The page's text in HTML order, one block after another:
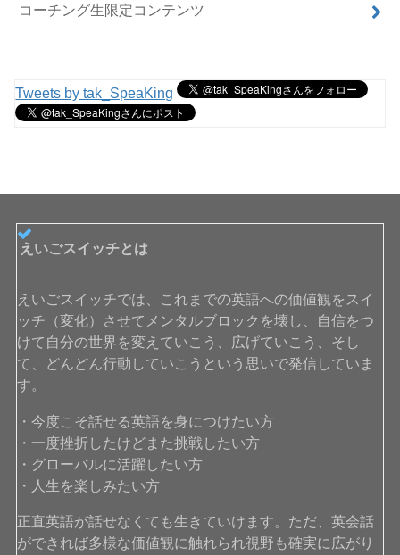
コーチング生限定コンテンツ
Tweets by tak_SpeaKing
えいごスイッチとは
えいごスイッチでは、これまでの英語への価値観をスイ
ッチ（変化）させてメンタルブロックを壊し、自信をつ
けて自分の世界を変えていこう、広げていこう、そし
て、どんどん行動していこうという思いで発信していま
す。
・今度こそ話せる英語を身につけたい方
・一度挫折したけどまた挑戦したい方
・グローバルに活躍したい方
・人生を楽しみたい方
正直英語が話せなくても生きていけます。ただ、英会話
ができれば多様な価値観に触れられ視野も確実に広がり